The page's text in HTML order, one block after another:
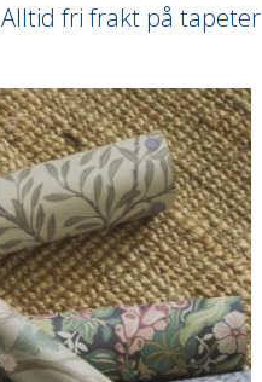
Alltid fri frakt på